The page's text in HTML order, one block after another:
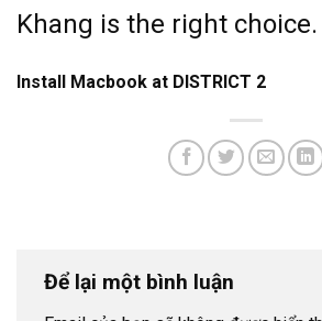
Khang is the right choice.
Install Macbook at DISTRICT 2
Để lại một bình luận